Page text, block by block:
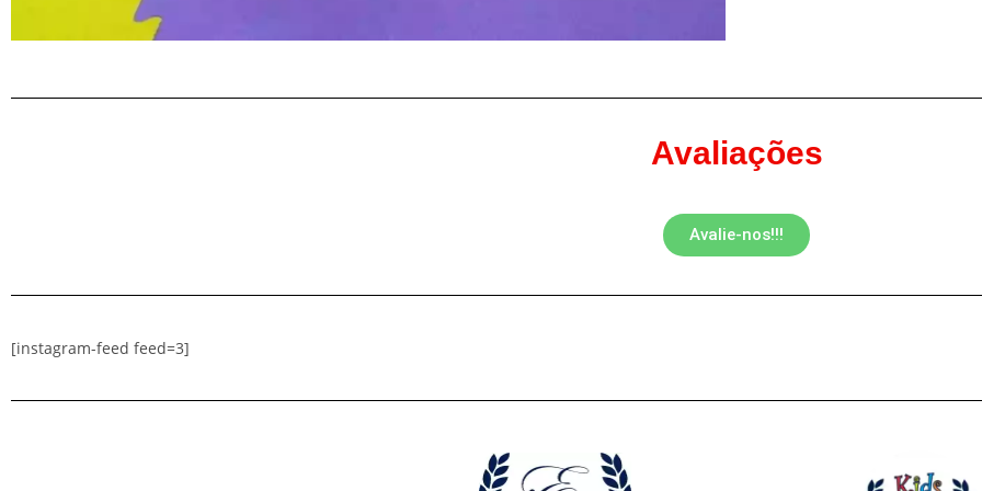
Avaliações
Avalie-nos!!!
[instagram-feed feed=3]